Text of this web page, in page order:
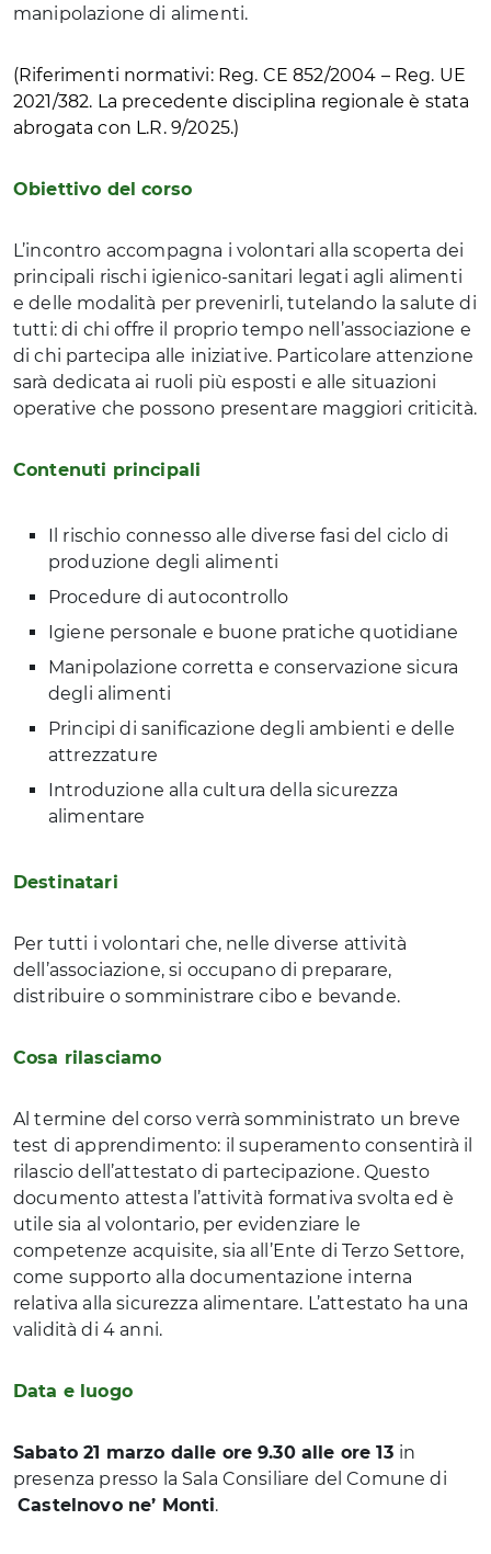
manipolazione di alimenti.
(Riferimenti normativi: Reg. CE 852/2004 – Reg. UE
2021/382. La precedente disciplina regionale è stata
abrogata con L.R. 9/2025.)
Obiettivo del corso
L’incontro accompagna i volontari alla scoperta dei
principali rischi igienico-sanitari legati agli alimenti
e delle modalità per prevenirli, tutelando la salute di
tutti: di chi offre il proprio tempo nell’associazione e
di chi partecipa alle iniziative. Particolare attenzione
sarà dedicata ai ruoli più esposti e alle situazioni
operative che possono presentare maggiori criticità.
Contenuti principali
Il rischio connesso alle diverse fasi del ciclo di
produzione degli alimenti
Procedure di autocontrollo
Igiene personale e buone pratiche quotidiane
Manipolazione corretta e conservazione sicura
degli alimenti
Principi di sanificazione degli ambienti e delle
attrezzature
Introduzione alla cultura della sicurezza
alimentare
Destinatari
Per tutti i volontari che, nelle diverse attività
dell’associazione, si occupano di preparare,
distribuire o somministrare cibo e bevande.
Cosa rilasciamo
Al termine del corso verrà somministrato un breve
test di apprendimento: il superamento consentirà il
rilascio dell’attestato di partecipazione. Questo
documento attesta l’attività formativa svolta ed è
utile sia al volontario, per evidenziare le
competenze acquisite, sia all’Ente di Terzo Settore,
come supporto alla documentazione interna
relativa alla sicurezza alimentare. L’attestato ha una
validità di 4 anni.
Data e luogo
Sabato 21 marzo dalle ore 9.30 alle ore 13 in
presenza presso la Sala Consiliare del Comune di
Castelnovo ne’ Monti.